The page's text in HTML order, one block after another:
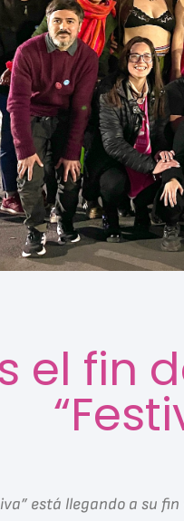
el fin
está llegando a su